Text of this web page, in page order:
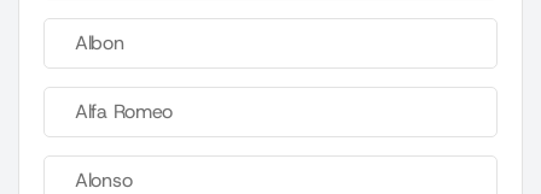
Albon
Alfa Romeo
Alonso